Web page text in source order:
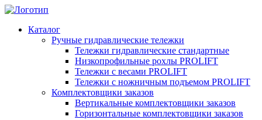
Каталог
Ручные гидравлические тележки
Тележки гидравлические стандартные
Низкопрофильные рохлы PROLIFT
Тележки с весами PROLIFT
Тележки с ножничным подъемом PROLIFT
Комплектовщики заказов
Вертикальные комплектовщики заказов
Горизонтальные комплектовщики заказов